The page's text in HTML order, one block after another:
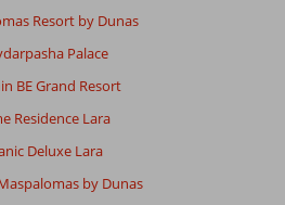
Resort by Dunas
Palace
BE Grand Resort
Residence Lara
Deluxe Lara
by Dunas